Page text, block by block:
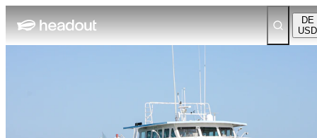
DE
USD